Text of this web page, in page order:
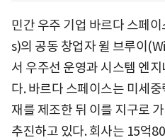
민간 우주 기업 바르다 스페
s)의 공동 창업자 윌 브루이
서 우주선 운영과 시스템 엔
다. 바르다 스페이스는 미세
재를 제조한 뒤 이를 지구로
추진하고 있다. 회사는 15억